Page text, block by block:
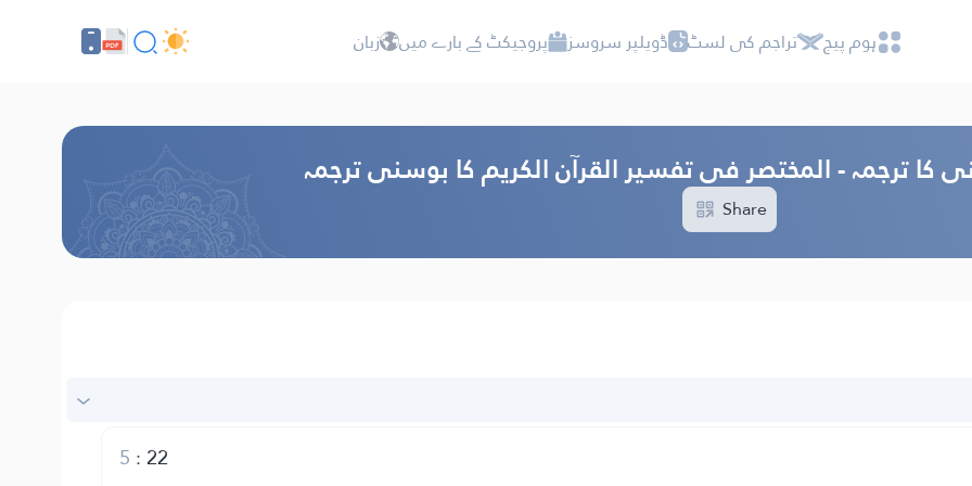
ہوم پیج تراجم کی لسٹ ڈویلپر سروسز پروجیکٹ کے بارے میں زبان
کا ترجمہ - المختصر فی تفسیر القرآن الکریم کا بوسنی ترجمہ
Share
22
:
5